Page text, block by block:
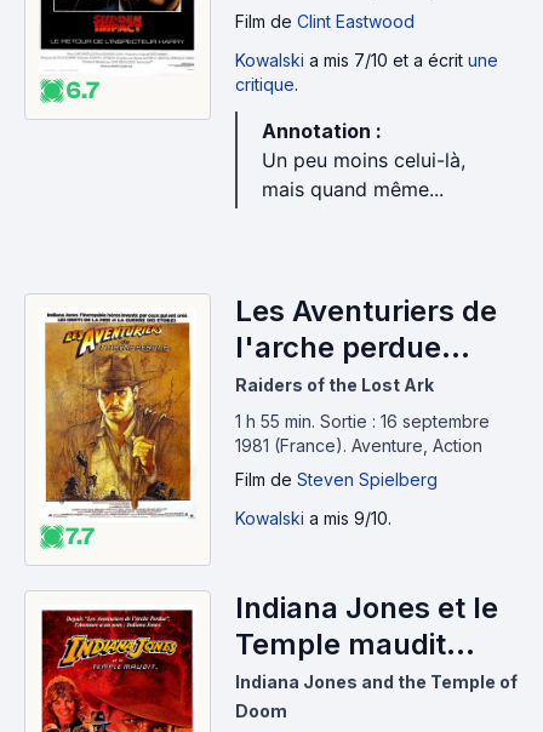
6.7
Film de Clint Eastwood
Kowalski a mis 7/10 et a écrit une
critique.
Annotation :
Un peu moins celui-là,
mais quand même...
7.7
Les Aventuriers de
l'arche perdue
(1981)
Raiders of the Lost Ark
1 h 55 min. Sortie : 16 septembre
1981 (France). Aventure, Action
Film de Steven Spielberg
Kowalski a mis 9/10.
Indiana Jones et le
Temple maudit
(1984)
Indiana Jones and the Temple of
Doom